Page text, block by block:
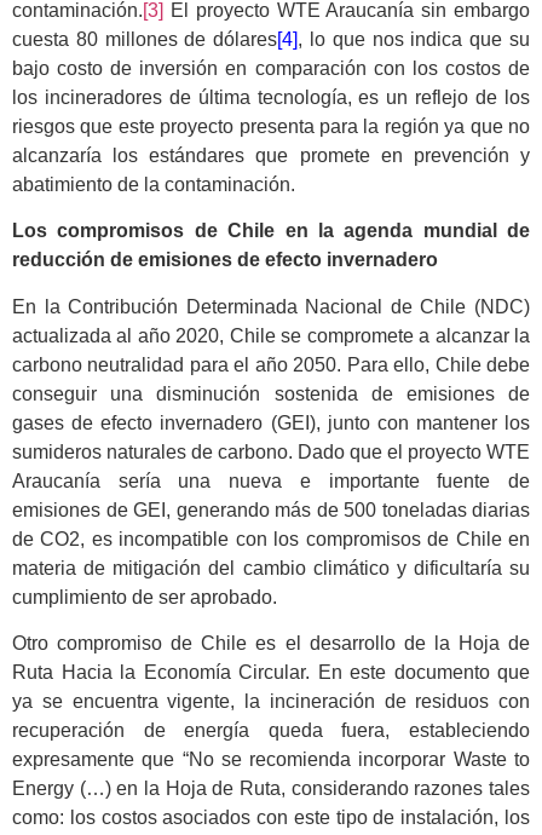
contaminación.[3] El proyecto WTE Araucanía sin embargo
cuesta 80 millones de dólares[4], lo que nos indica que su
bajo costo de inversión en comparación con los costos de
los incineradores de última tecnología, es un reflejo de los
riesgos que este proyecto presenta para la región ya que no
alcanzaría los estándares que promete en prevención y
abatimiento de la contaminación.
Los compromisos de Chile en la agenda mundial de
reducción de emisiones de efecto invernadero
En la Contribución Determinada Nacional de Chile (NDC)
actualizada al año 2020, Chile se compromete a alcanzar la
carbono neutralidad para el año 2050. Para ello, Chile debe
conseguir una disminución sostenida de emisiones de
gases de efecto invernadero (GEI), junto con mantener los
sumideros naturales de carbono. Dado que el proyecto WTE
Araucanía sería una nueva e importante fuente de
emisiones de GEI, generando más de 500 toneladas diarias
de CO2, es incompatible con los compromisos de Chile en
materia de mitigación del cambio climático y dificultaría su
cumplimiento de ser aprobado.
Otro compromiso de Chile es el desarrollo de la Hoja de
Ruta Hacia la Economía Circular. En este documento que
ya se encuentra vigente, la incineración de residuos con
recuperación de energía queda fuera, estableciendo
expresamente que “No se recomienda incorporar Waste to
Energy (…) en la Hoja de Ruta, considerando razones tales
como: los costos asociados con este tipo de instalación, los